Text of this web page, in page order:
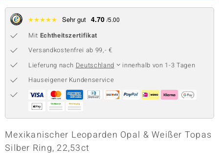
Collection
Classics
★★★★★ Sehr gut 4.70 /5.00
Mit Echtheitszertifikat
Versandkostenfrei ab 99,- €
Lieferung nach Deutschland
innerhalb von 1-3 Tagen
Hauseigener Kundenservice
Mexikanischer Leoparden Opal & Weißer Topas
Silber Ring, 22,53ct